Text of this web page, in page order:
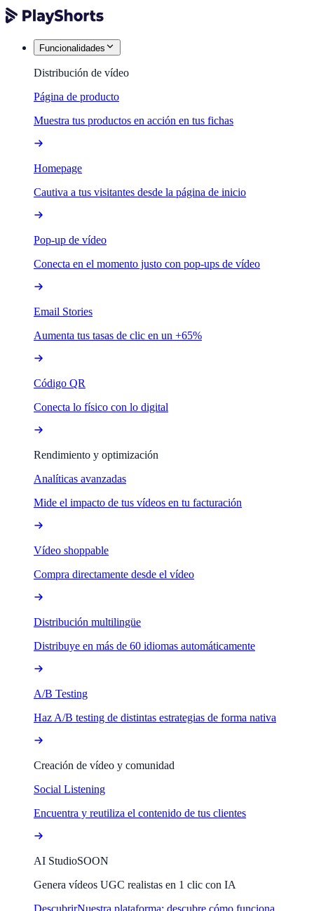
Funcionalidades
Distribución de vídeo
Página de producto
Muestra tus productos en acción en tus fichas
Homepage
Cautiva a tus visitantes desde la página de inicio
Pop-up de vídeo
Conecta en el momento justo con pop-ups de vídeo
Email Stories
Aumenta tus tasas de clic en un +65%
Código QR
Conecta lo físico con lo digital
Rendimiento y optimización
Analíticas avanzadas
Mide el impacto de tus vídeos en tu facturación
Vídeo shoppable
Compra directamente desde el vídeo
Distribución multilingüe
Distribuye en más de 60 idiomas automáticamente
A/B Testing
Haz A/B testing de distintas estrategias de forma nativa
Creación de vídeo y comunidad
Social Listening
Encuentra y reutiliza el contenido de tus clientes
AI StudioSOON
Genera vídeos UGC realistas en 1 clic con IA
DescubrirNuestra plataforma: descubre cómo funciona